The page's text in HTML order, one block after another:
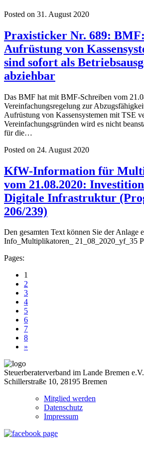
Posted on 31. August 2020
Praxisticker Nr. 689:
Aufrüstung von
sind sofort als
abziehbar
Das BMF hat mit BMF-Schreiben vom
Vereinfachungsregelung zur
Aufrüstung von Kassensystemen mit TSE
Vereinfachungsgründen wird es nicht
für die…
Posted on 24. August 2020
KfW-Information für
vom 21.08.2020:
Digitale Infrastruktur
206/239)
Den gesamten Text können Sie der
Info_Multiplikatoren_ 21_08_2020_yf_35
Pages:
1
2
3
4
5
6
7
8
»
Steuerberaterverband im Lande Bremen e.V.
Schillerstraße 10, 28195 Bremen
Mitglied werden
Datenschutz
Impressum